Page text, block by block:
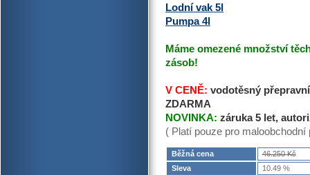
Lodní vak 5l
Pumpa 4l
Máme omezené množství
zásob!
V CENĚ: vodotěsný
ZDARMA
NOVINKA: záruka 5 let,
( Platí pouze pro maloobchodní
Běžná cena
46.250 Kč
Sleva
10.49 %